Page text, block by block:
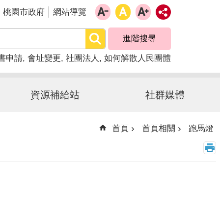
桃園市政府 網站導覽
進階搜尋
申請 會址變更 社團法人 如何解散人民團體
資源補給站 社群媒體
首頁 首頁相關 跑馬燈